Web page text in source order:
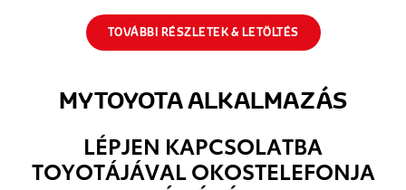
TOVÁBBI RÉSZLETEK & LETÖLTÉS
MYTOYOTA ALKALMAZÁS
LÉPJEN KAPCSOLATBA
TOYOTÁJÁVAL OKOSTELEFONJA